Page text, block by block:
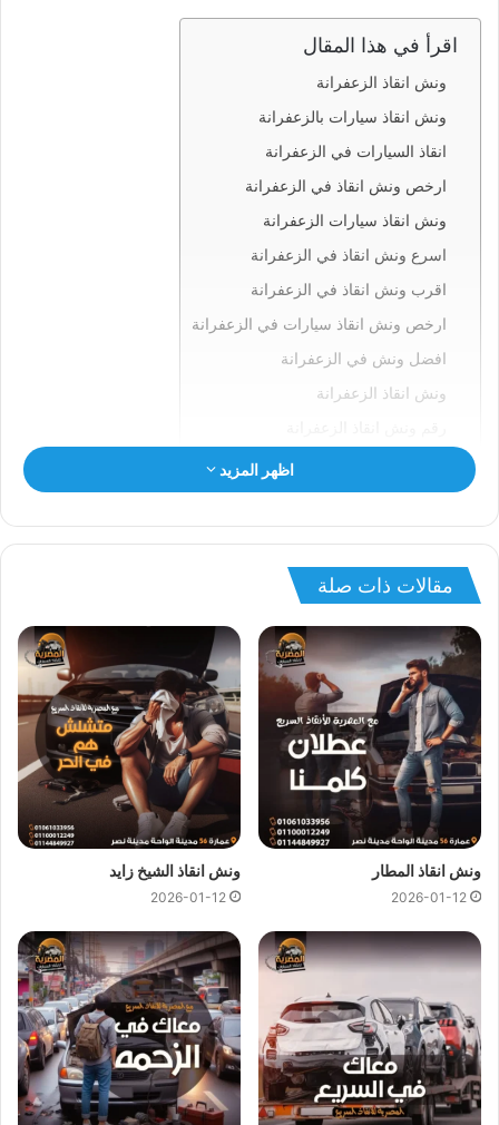
اقرأ في هذا المقال
ونش انقاذ الزعفرانة
ونش انقاذ سيارات بالزعفرانة
انقاذ السيارات في الزعفرانة
ارخص ونش انقاذ في الزعفرانة
ونش انقاذ سيارات الزعفرانة
اسرع ونش انقاذ في الزعفرانة
اقرب ونش انقاذ في الزعفرانة
ارخص ونش انقاذ سيارات في الزعفرانة
افضل ونش في الزعفرانة
ونش انقاذ الزعفرانة
ونش سيارات الزعفرانة
انقاذ السيارات بالزعفرانة
ونش انقاذ الزعفرانة
ونش الزعفرانة
ونش انقاذ الزعفرانة
ونش انقاذ الزعفرانةاسرع و ارخصونش انقاذفي الزعفرانة بخصم
50% لأننا
ارخص ونش انقاذفي الزعفرانة ونتميز باننااسرع ونش
انقاذفي الزعفرانة و سعر ونش انقاذثابت لدينا ولن يتم مطالبتك
بأي رسوم إضافية أو إكرامية لان
اسعار ونش انقاذ سياراتلدينا
تعتبر رمزية لأننا نمتلكونش انقاذ قريبونقدم خدماتنا بارخص سعر
اقرب ونش انقاذفي الزعفرانة ،فريق المساعدة على اتم الاستعداد
وجاهز دائما لمساعدتك في اي وقت خلال النهار او الليل لمساعدتك
تشمل خدمات الانقاذ السريع للسيارات في الزعفرانة علي ما يلي:
انقاذالسيارات
نقل السيارات
اظهر المزيد
مقالات ذات صلة
ونش انقاذ المطار
2026-01-12
ونش انقاذ الشيخ زايد
2026-01-12